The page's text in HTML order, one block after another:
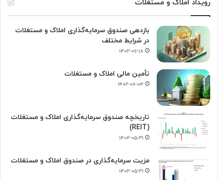
رویداد املاک و مستغلات
بازدهی صندوق سرمایه‌گذاری املاک و مستغلات
در شرایط مختلف
۱۴۰۲-۰۶-۱۸
تأمین مالی املاک و مستغلات
۱۴۰۲-۰۶-۰۴
تاریخچه صندوق سرمایه‌گذاری املاک و مستغلات
(REIT)
۱۴۰۲-۰۵-۳۱
مزیت سرمایه‌گذاری در صندوق املاک و مستغلات
۱۴۰۲-۰۵-۳۱